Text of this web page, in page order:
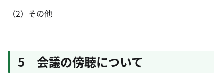
（2）その他
5 会議の傍聴について